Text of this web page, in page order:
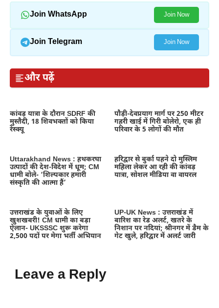
Join WhatsApp Join Now
Join Telegram Join Now
और पढ़ें
कांवड़ यात्रा के दौरान SDRF की
मुस्तैदी, 18 शिवभक्तों को किया
रेस्क्यू
पौड़ी-देवप्रयाग मार्ग पर 250 मीटर
गहरी खाई में गिरी बोलेरो, एक ही
परिवार के 5 लोगों की मौत
Uttarakhand News : हथकरघा
उत्पादों की देश-विदेश में धूम; CM
धामी बोले- ‘शिल्पकार हमारी
संस्कृति की आत्मा हैं’
हरिद्वार से बुर्का पहने दो मुस्लिम
महिला लेकर आ रही की कांवड़
यात्रा, सोशल मीडिया वा वायरल
उत्तराखंड के युवाओं के लिए
खुशखबरी! CM धामी का बड़ा
ऐलान- UKSSSC शुरू करेगा
2,500 पदों पर मेगा भर्ती अभियान
UP-UK News : उत्तराखंड में
बारिश का रेड अलर्ट, खतरे के
निशान पर नदियां; श्रीनगर में डैम के
गेट खुले, हरिद्वार में अलर्ट जारी
Leave a Reply